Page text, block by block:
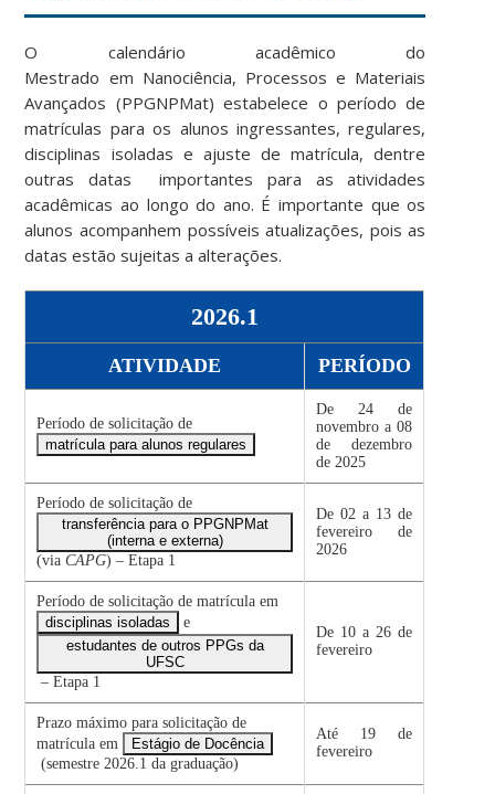
O calendário acadêmico do
Mestrado em Nanociência, Processos e Materiais
Avançados (PPGNPMat) estabelece o período de
matrículas para os alunos ingressantes, regulares,
disciplinas isoladas e ajuste de matrícula, dentre
outras datas importantes para as atividades
acadêmicas ao longo do ano. É importante que os
alunos acompanhem possíveis atualizações, pois as
datas estão sujeitas a alterações.
2026.1
ATIVIDADE PERÍODO
Período de solicitação de
matrícula para alunos regulares
De 24 de
novembro a 08
de dezembro
de 2025
Período de solicitação de
transferência para o PPGNPMat
(interna e externa)
(viaCAPG) – Etapa 1
De 02 a 13 de
fevereiro de
2026
Período de solicitação de matrícula em
disciplinas isoladas
e
estudantes de outros PPGs da
UFSC
– Etapa 1
De 10 a 26 de
fevereiro
Prazo máximo para solicitação de
matrícula em
Estágio de Docência
(semestre 2026.1 da graduação)
Até 19 de
fevereiro